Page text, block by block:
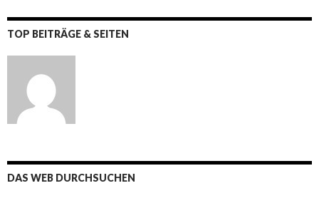
TOP BEITRÄGE & SEITEN
DAS WEB DURCHSUCHEN